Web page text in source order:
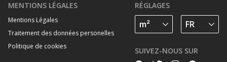
MENTIONS LÉGALES
Mentions Légales
Traitement des données personelles
Politique de cookies
RÉGLAGES
SUIVEZ-NOUS SUR